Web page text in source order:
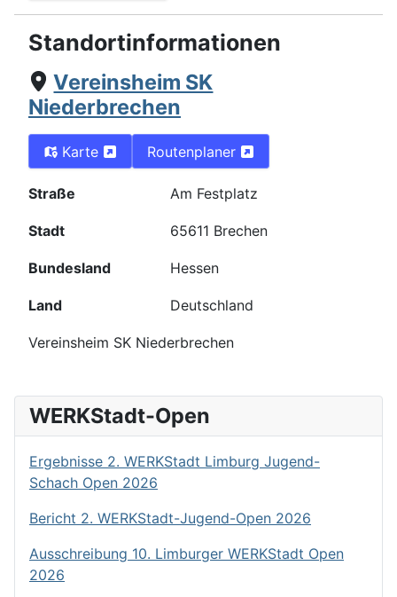
Standortinformationen
Vereinsheim SK
Niederbrechen
Karte Routenplaner
Straße Am Festplatz
Stadt 65611 Brechen
Bundesland Hessen
Land Deutschland
Vereinsheim SK Niederbrechen
WERKStadt-Open
Ergebnisse 2. WERKStadt Limburg Jugend-
Schach Open 2026
Bericht 2. WERKStadt-Jugend-Open 2026
Ausschreibung 10. Limburger WERKStadt Open
2026